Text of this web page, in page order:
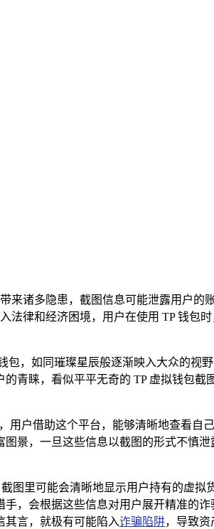
来诸多隐患，截图信息可能泄露用户
律和经济困境，用户在使用 TP 钱包
，如同璀璨星辰般逐渐映入大众的视
青睐，看似平平无奇的 TP 虚拟钱包
户借助这个平台，能够清晰地查看自
景，一旦这些信息以截图的形式不慎
图里可能会清晰地显示用户持有的虚
，会根据这些信息对用户展开精准的
其言，就极有可能陷入诈骗陷阱，导致资